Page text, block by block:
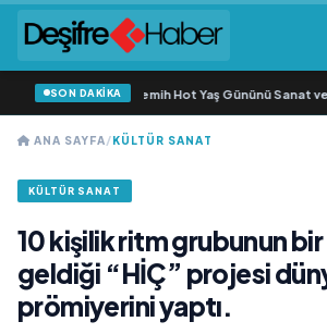
SON DAKİKA
Zincirleri Sahibi Semih Hot Yaş Gününü Sanat ve
ANA SAYFA/KÜLTÜR SANAT
KÜLTÜR SANAT
10 kişilik ritm grubunun
geldiği “HİÇ” projesi
prömiyerini yaptı.